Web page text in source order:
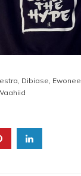
, Dibiase, Ewonee